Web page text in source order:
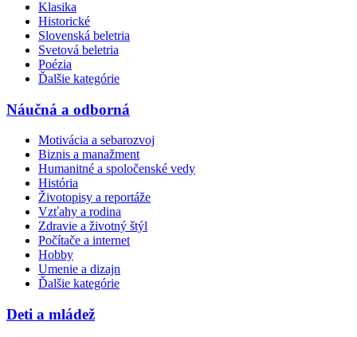
Klasika
Historické
Slovenská beletria
Svetová beletria
Poézia
Ďalšie kategórie
Náučná a odborná
Motivácia a sebarozvoj
Biznis a manažment
Humanitné a spoločenské vedy
História
Životopisy a reportáže
Vzťahy a rodina
Zdravie a životný štýl
Počítače a internet
Hobby
Umenie a dizajn
Ďalšie kategórie
Deti a mládež